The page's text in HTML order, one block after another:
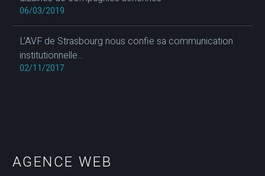
06/03/2019
L'AVF de Strasbourg nous confie sa communication
institutionnelle...
02/11/2017
AGENCE WEB